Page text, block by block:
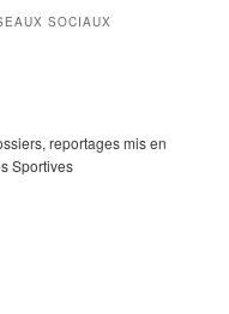
SOCIAUX
reportages mis en
Sportives